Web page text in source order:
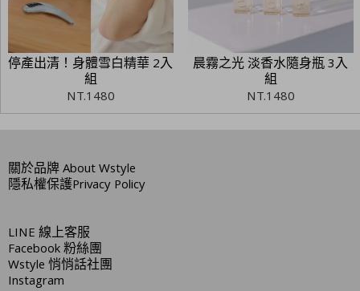
停產出清！身體雪白精華 2入
組
NT.1480
晨霧之光 淡香水隨身瓶 3入
組
NT.1480
關於品牌About Wstyle
隱私權保護Privacy Policy
LINE線上客服
Facebook粉絲團
Wstyle悄悄話社團
Instagram